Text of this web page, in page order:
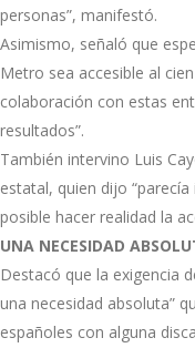
personas”, manifestó.
Asimismo, señaló que
Metro sea accesible al
colaboración con estas
resultados”.
También intervino Luis
estatal, quien dijo
posible hacer realidad la
UNA NECESIDAD
Destacó que la exigencia
una necesidad absoluta”
españoles con alguna